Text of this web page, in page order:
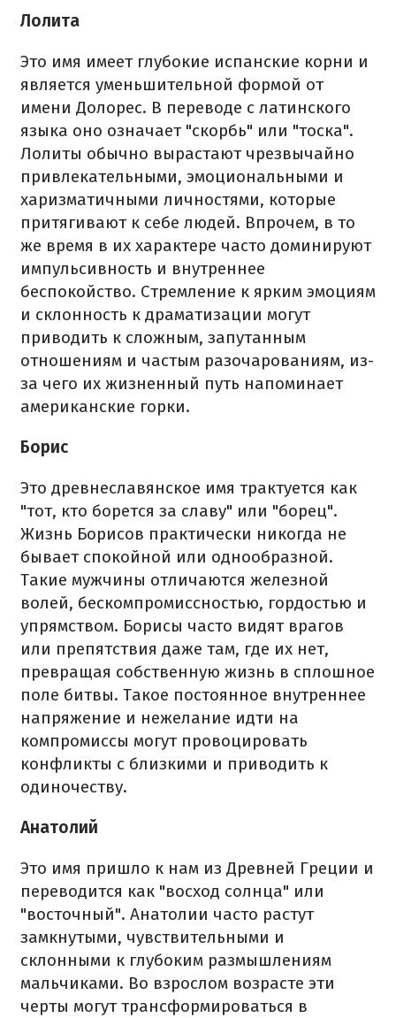
Лолита
Это имя имеет глубокие испанские корни и
является уменьшительной формой от
имени Долорес. В переводе с латинского
языка оно означает "скорбь" или "тоска".
Лолиты обычно вырастают чрезвычайно
привлекательными, эмоциональными и
харизматичными личностями, которые
притягивают к себе людей. Впрочем, в то
же время в их характере часто доминируют
импульсивность и внутреннее
беспокойство. Стремление к ярким эмоциям
и склонность к драматизации могут
приводить к сложным, запутанным
отношениям и частым разочарованиям, из-
за чего их жизненный путь напоминает
американские горки.
Борис
Это древнеславянское имя трактуется как
"тот, кто борется за славу" или "борец".
Жизнь Борисов практически никогда не
бывает спокойной или однообразной.
Такие мужчины отличаются железной
волей, бескомпромиссностью, гордостью и
упрямством. Борисы часто видят врагов
или препятствия даже там, где их нет,
превращая собственную жизнь в сплошное
поле битвы. Такое постоянное внутреннее
напряжение и нежелание идти на
компромиссы могут провоцировать
конфликты с близкими и приводить к
одиночеству.
Анатолий
Это имя пришло к нам из Древней Греции и
переводится как "восход солнца" или
"восточный". Анатолии часто растут
замкнутыми, чувствительными и
склонными к глубоким размышлениям
мальчиками. Во взрослом возрасте эти
черты могут трансформироваться в